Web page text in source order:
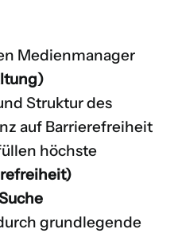
Medienmanager
Struktur des
auf Barrierefreiheit
höchste
grundlegende